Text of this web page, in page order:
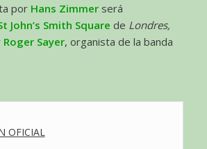
por Hans Zimmerserá
John’s Smith Square de Londres,
Roger Sayer, organista de la banda
OFICIAL